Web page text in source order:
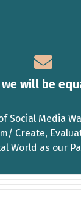
we will be
Social Media
Create,
World as our